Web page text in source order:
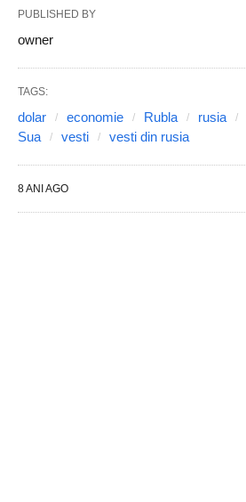
PUBLISHED BY
owner
TAGS:
dolar economie Rubla rusia
Sua
vesti vesti din rusia
8 ANI AGO